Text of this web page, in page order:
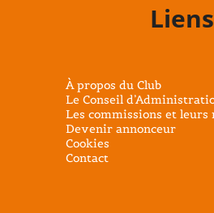
Liens
À propos du Club
Le Conseil
Les commissions et leurs
Devenir annonceur
Cookies
Contact